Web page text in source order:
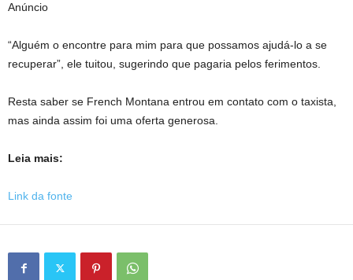
Anúncio
“Alguém o encontre para mim para que possamos ajudá-lo a se
recuperar”, ele tuitou, sugerindo que pagaria pelos ferimentos.
Resta saber se French Montana entrou em contato com o taxista,
mas ainda assim foi uma oferta generosa.
Leia mais:
Link da fonte